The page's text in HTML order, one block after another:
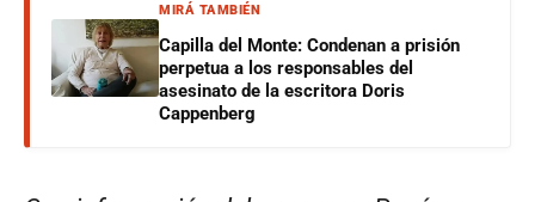
MIRÁ TAMBIÉN
Capilla del Monte: Condenan a prisión
perpetua a los responsables del
asesinato de la escritora Doris
Cappenberg